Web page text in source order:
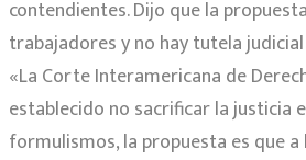
contendientes. Dijo que la
trabajadores y no hay tutela
«La Corte Interamericana de
establecido no sacrificar la justicia
formulismos, la propuesta es que a